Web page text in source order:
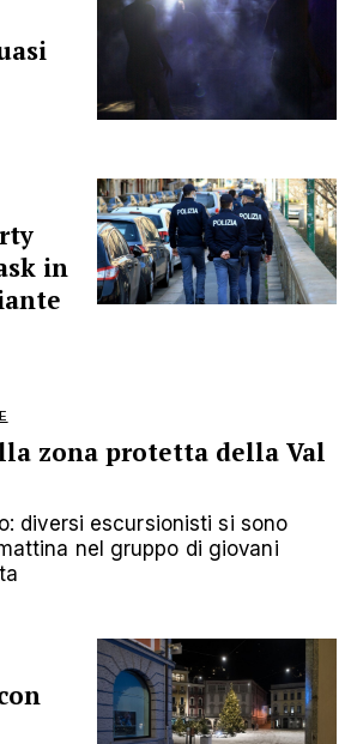
in
zona protetta della Val
diversi escursionisti si sono
nel gruppo di giovani